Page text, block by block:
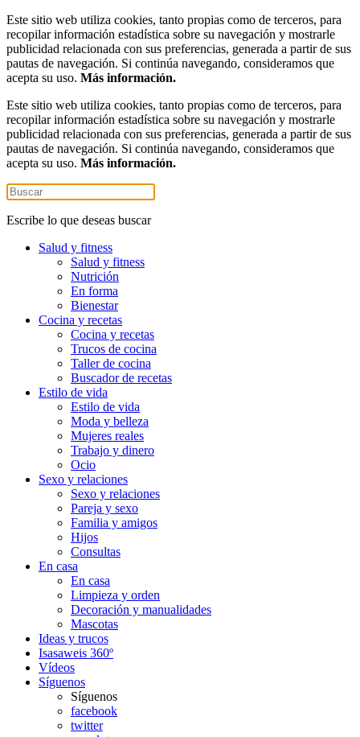
Este sitio web utiliza cookies, tanto propias como de terceros, para
recopilar información estadística sobre su navegación y mostrarle
publicidad relacionada con sus preferencias, generada a partir de sus
pautas de navegación. Si continúa navegando, consideramos que
acepta su uso. Más información.
Este sitio web utiliza cookies, tanto propias como de terceros, para
recopilar información estadística sobre su navegación y mostrarle
publicidad relacionada con sus preferencias, generada a partir de sus
pautas de navegación. Si continúa navegando, consideramos que
acepta su uso. Más información.
Escribe lo que deseas buscar
Salud y fitness
Salud y fitness
Nutrición
En forma
Bienestar
Cocina y recetas
Cocina y recetas
Trucos de cocina
Taller de cocina
Buscador de recetas
Estilo de vida
Estilo de vida
Moda y belleza
Mujeres reales
Trabajo y dinero
Ocio
Sexo y relaciones
Sexo y relaciones
Pareja y sexo
Familia y amigos
Hijos
Consultas
En casa
En casa
Limpieza y orden
Decoración y manualidades
Mascotas
Ideas y trucos
Isasaweis 360º
Vídeos
Síguenos
Síguenos
facebook
twitter